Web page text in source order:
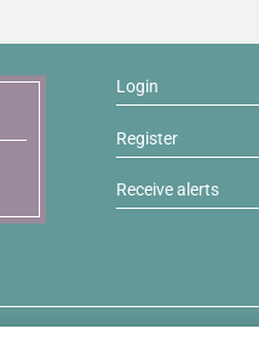
Login
Register
Receive alerts